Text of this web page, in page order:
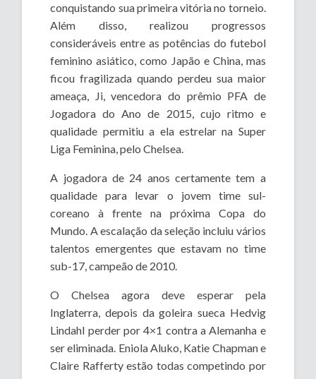
conquistando sua primeira vitória no torneio.
Além disso, realizou progressos
consideráveis ​​entre as potências do futebol
feminino asiático, como Japão e China, mas
ficou fragilizadaquando perdeu sua maior
ameaça, Ji, vencedora do prêmio PFA de
Jogadora do Ano de 2015, cujo ritmo e
qualidade permitiu a ela estrelar na Super
Liga Feminina, pelo Chelsea.
A jogadora de 24 anos certamente tem a
qualidade para levar o jovem time sul-
coreano à frente na próxima Copa do
Mundo. A escalação da seleção incluiu vários
talentos emergentes que estavam no time
sub-17, campeão de 2010.
O Chelsea agora deve esperar pela
Inglaterra, depois da goleira sueca Hedvig
Lindahl perder por 4×1 contra a Alemanha e
ser eliminada. Eniola Aluko, Katie Chapman e
Claire Rafferty estão todas competindo por